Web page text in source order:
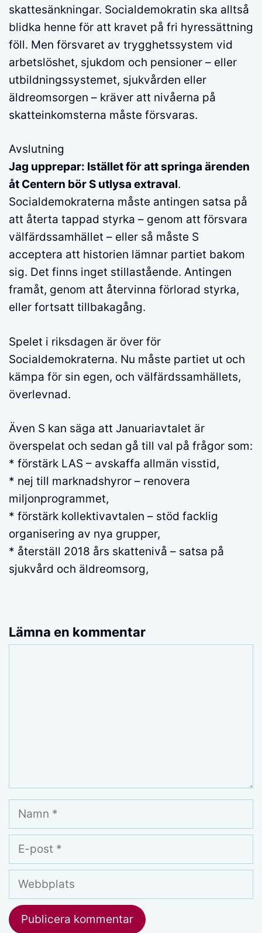
skattesänkningar. Socialdemokratin ska alltså
blidka henne för att kravet på fri hyressättning
föll. Men försvaret av trygghetssystem vid
arbetslöshet, sjukdom och pensioner – eller
utbildningssystemet, sjukvården eller
äldreomsorgen – kräver att nivåerna på
skatteinkomsterna måste försvaras.
Avslutning
Jag upprepar: Istället för att springa ärenden
åt Centern bör S utlysa extraval.
Socialdemokraterna måste antingen satsa på
att återta tappad styrka – genom att försvara
välfärdssamhället – eller så måste S
acceptera att historien lämnar partiet bakom
sig. Det finns inget stillastående. Antingen
framåt, genom att återvinna förlorad styrka,
eller fortsatt tillbakagång.
Spelet i riksdagen är över för
Socialdemokraterna. Nu måste partiet ut och
kämpa för sin egen, och välfärdssamhällets,
överlevnad.
Även S kan säga att Januariavtalet är
överspelat och sedan gå till val på frågor som:
* förstärk LAS – avskaffa allmän visstid,
* nej till marknadshyror – renovera
miljonprogrammet,
* förstärk kollektivavtalen – stöd facklig
organisering av nya grupper,
* återställ 2018 års skattenivå – satsa på
sjukvård och äldreomsorg,
Lämna en kommentar
Namn
E-
post
Webbplats